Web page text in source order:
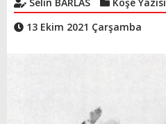
13 Ekim 2021 Çarşamba